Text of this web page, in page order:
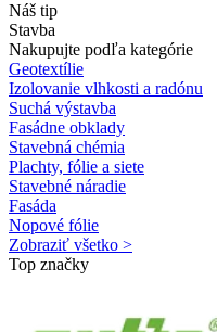
Náš tip
Stavba
Nakupujte podľa kategórie
Geotextílie
Izolovanie vlhkosti a radónu
Suchá výstavba
Fasádne obklady
Stavebná chémia
Plachty, fólie a siete
Stavebné náradie
Fasáda
Nopové fólie
Zobraziť všetko >
Top značky